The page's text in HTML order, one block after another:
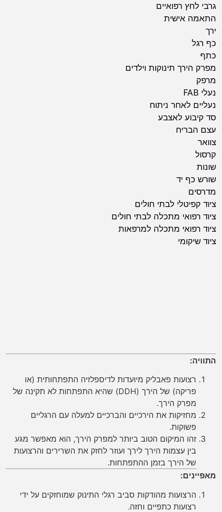
גרבי לחץ רפואיים
התאמה אישית
ירך
כף רגל
כתף
מפרק הירך תינוקות וילדים
מרפק
נעלי FAB
נעליים לאחר ניתוח
סד קיבוע לאצבע
עצם הבריח
צוואר
קרסול
שונות
שורש כף יד
מדרסים
ציוד קפיטלי לבתי חולים
ציוד רפואי מתכלה לבתי חולים
ציוד רפואי מתכלה למרפאות
ציוד שיקומי
התוויה:
רצועות פאבליק מיועדות לדיספלזיה התפתחותית (או
פריקה) של הירך (DDH) שהיא התפתחות לא תקינה של
מפרק הירך.
מחזיקות את הירכיים והברכיים למעלה עם הרגליים
פשוקות.
זהו המיקום הטוב ביותר למפרק הירך, הוא מאפשר מגע
בין עצמות הירך לירך ועוזר לחזק את השרירים והרצועות
של הירך בזמן ההתפתחות.
מאפיינים:
הרצועות מהודקות סביב רגלי התינוק שמוחזקים על ידי
רצועות כתפיים וחזה.